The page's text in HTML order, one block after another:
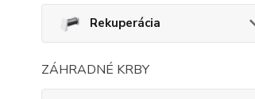
Rekuperácia
ZÁHRADNÉ KRBY